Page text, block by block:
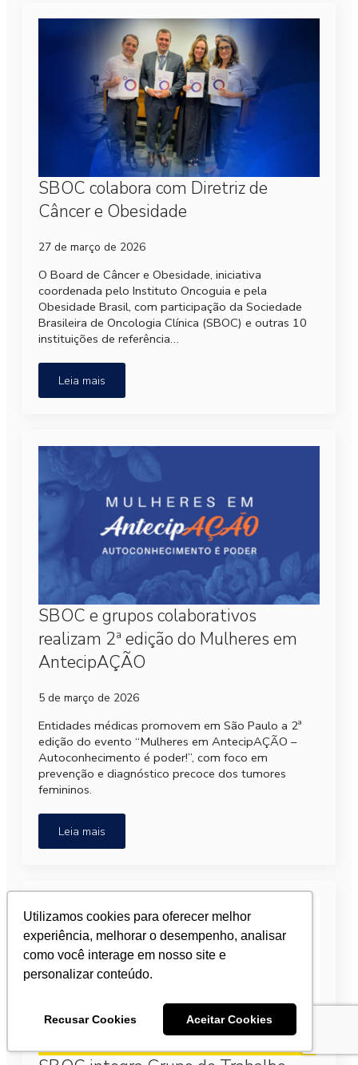
Utilizamos cookies para oferecer melhor
experiência, melhorar o desempenho, analisar
como você interage em nosso site e
personalizar conteúdo.
Recusar Cookies Aceitar Cookies
SBOC colabora com Diretriz de
Câncer e Obesidade
27 de março de 2026
O Board de Câncer e Obesidade, iniciativa
coordenada pelo Instituto Oncoguia e pela
Obesidade Brasil, com participação da Sociedade
Brasileira de Oncologia Clínica (SBOC) e outras 10
instituições de referência…
Leia mais
SBOC e grupos colaborativos
realizam 2ª edição do Mulheres em
AntecipAÇÃO
5 de março de 2026
Entidades médicas promovem em São Paulo a 2ª
edição do evento “Mulheres em AntecipAÇÃO –
Autoconhecimento é poder!”, com foco em
prevenção e diagnóstico precoce dos tumores
femininos.
Leia mais